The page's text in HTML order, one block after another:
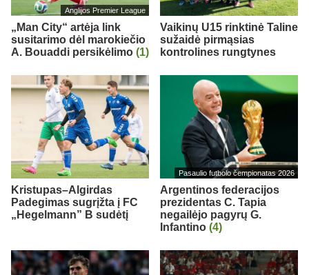
Anglijos Premier League
„Man City“ artėja link
susitarimo dėl marokiečio
A. Bouaddi persikėlimo (1)
Vaikinų U15 rinktinė Taline
sužaidė pirmąsias
kontrolines rungtynes
Kristupas–Algirdas
Padegimas sugrįžta į FC
„Hegelmann” B sudėtį
Pasaulio futbolo čempionatas 2026
Argentinos federacijos
prezidentas C. Tapia
negailėjo pagyrų G.
Infantino (4)